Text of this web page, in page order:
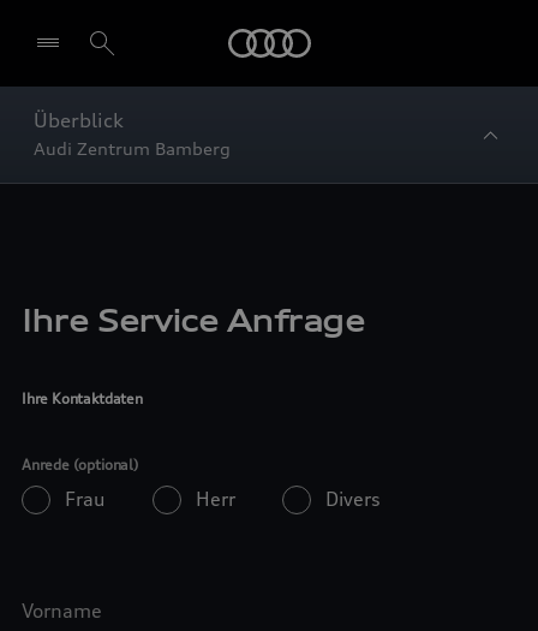
Überblick
Audi Zentrum Bamberg